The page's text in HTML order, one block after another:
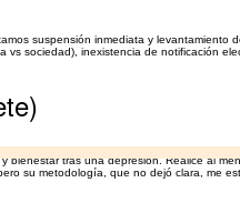
suspensión inmediata y levantamiento
sociedad), inexistencia de notificación
tras una depresión. Realicé al
su metodología, que no dejó clara, me